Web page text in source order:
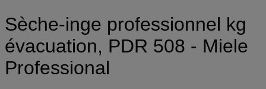
Sèche-inge professionnel kg
évacuation, PDR 508 - Miele
Professional